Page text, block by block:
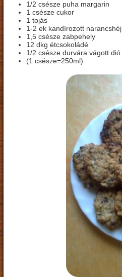
1/2 csésze puha margarin
1 csésze cukor
1 tojás
1-2 ek kandírozott narancshéj
1,5 csésze zabpehely
12 dkg étcsokoládé
1/2 csésze durvára vágott dió
(1 csésze=250ml)